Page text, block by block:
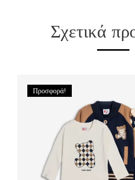
Σχετικά
Προσφορά!